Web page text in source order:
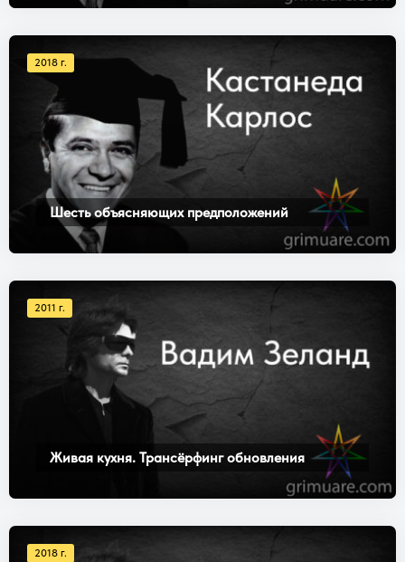
2018 г.
Шесть объясняющих предположений
2011 г.
Живая кухня. Трансёрфинг обновления
2018 г.